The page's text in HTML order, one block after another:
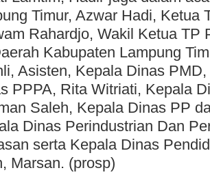
Timur, Azwar Hadi, Ketua
Rahardjo, Wakil Ketua TP
Kabupaten Lampung
Asisten, Kepala Dinas
PPPA, Rita Witriati, Kepala
Saleh, Kepala Dinas PP
Dinas Perindustrian Dan
serta Kepala Dinas
Marsan. (prosp)